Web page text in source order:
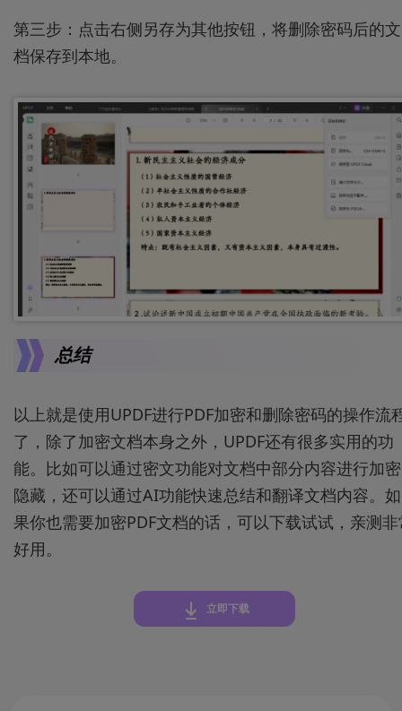
第三步：点击右侧另存为其他按钮，将删除密码后的文
档保存到本地。
总结
以上就是使用UPDF进行PDF加密和删除密码的操作流
了，除了加密文档本身之外，UPDF还有很多实用的功
能。比如可以通过密文功能对文档中部分内容进行加密
隐藏，还可以通过AI功能快速总结和翻译文档内容。如
果你也需要加密PDF文档的话，可以下载试试，亲测
好用。
立即下载